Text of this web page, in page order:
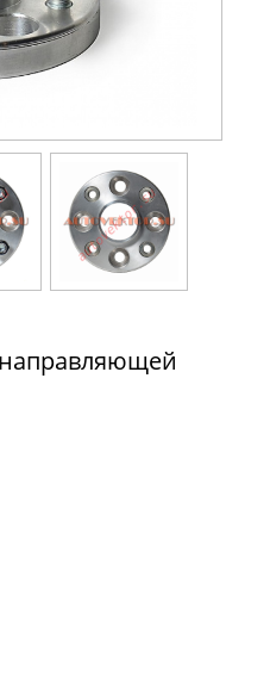
направляющей